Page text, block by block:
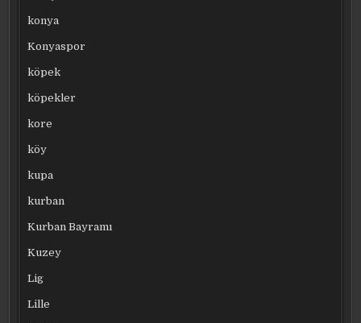
konya
Konyaspor
köpek
köpekler
kore
köy
kupa
kurban
Kurban Bayramı
Kuzey
Lig
Lille